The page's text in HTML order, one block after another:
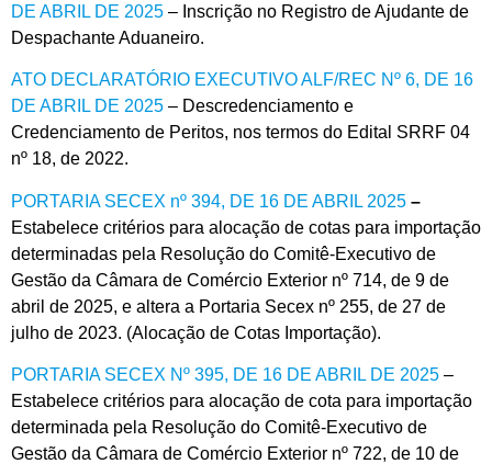
DE ABRIL DE 2025 – Inscrição no Registro de Ajudante de
Despachante Aduaneiro.
ATO DECLARATÓRIO EXECUTIVO ALF/REC Nº 6, DE 16
DE ABRIL DE 2025 – Descredenciamento e
Credenciamento de Peritos, nos termos do Edital SRRF 04
nº 18, de 2022.
PORTARIA SECEX nº 394, DE 16 DE ABRIL 2025 –
Estabelece critérios para alocação de cotas para importação
determinadas pela Resolução do Comitê-Executivo de
Gestão da Câmara de Comércio Exterior nº 714, de 9 de
abril de 2025, e altera a Portaria Secex nº 255, de 27 de
julho de 2023. (Alocação de Cotas Importação).
PORTARIA SECEX Nº 395, DE 16 DE ABRIL DE 2025 –
Estabelece critérios para alocação de cota para importação
determinada pela Resolução do Comitê-Executivo de
Gestão da Câmara de Comércio Exterior nº 722, de 10 de